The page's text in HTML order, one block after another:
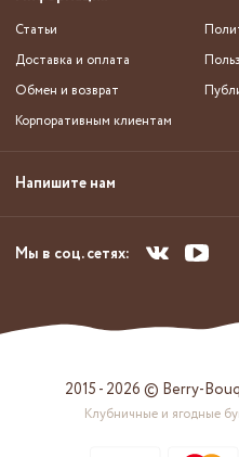
Статьи
Доставка и оплата
Обмен и возврат
Корпоративным клиентам
Напишите нам
Мы в соц. сетях:
2015 - 2026 © Berry-
Клубничные и ягодные